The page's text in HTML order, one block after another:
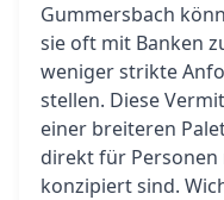
Gummersbach
sie oft mit Banken
weniger strikte
stellen. Diese
einer breiteren
direkt für
konzipiert sind.